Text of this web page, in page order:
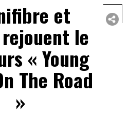
et
le
« Young
The Road
»